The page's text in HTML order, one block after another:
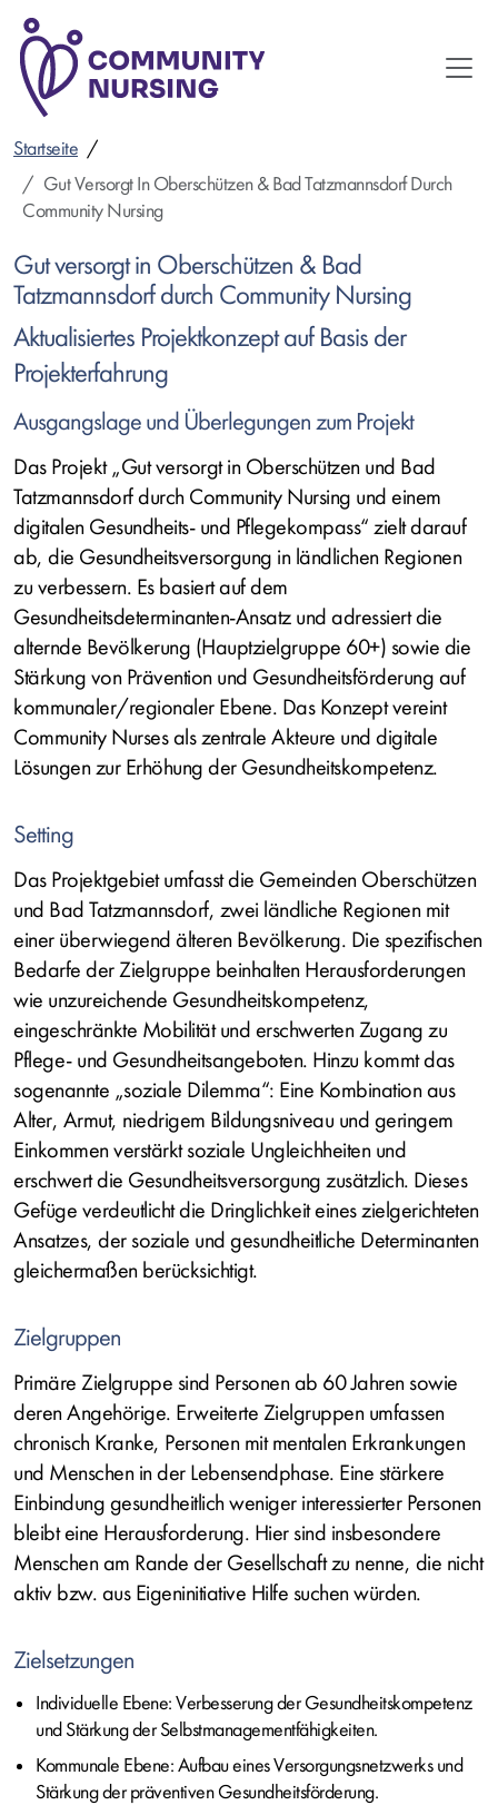
Direkt
zum
Inhalt
Startseite
Gut Versorgt In Oberschützen & Bad Tatzmannsdorf Durch
Community Nursing
Gut versorgt in Oberschützen & Bad
Tatzmannsdorf durch Community Nursing
Aktualisiertes Projektkonzept auf Basis der
Projekterfahrung
Ausgangslage und Überlegungen zum Projekt
Das Projekt „Gut versorgt in Oberschützen und Bad
Tatzmannsdorf durch Community Nursing und einem
digitalen Gesundheits- und Pflegekompass“ zielt darauf
ab, die Gesundheitsversorgung in ländlichen Regionen
zu verbessern. Es basiert auf dem
Gesundheitsdeterminanten-Ansatz und adressiert die
alternde Bevölkerung (Hauptzielgruppe 60+) sowie die
Stärkung von Prävention und Gesundheitsförderung auf
kommunaler/regionaler Ebene. Das Konzept vereint
Community Nurses als zentrale Akteure und digitale
Lösungen zur Erhöhung der Gesundheitskompetenz.
Setting
Das Projektgebiet umfasst die Gemeinden Oberschützen
und Bad Tatzmannsdorf, zwei ländliche Regionen mit
einer überwiegend älteren Bevölkerung. Die spezifischen
Bedarfe der Zielgruppe beinhalten Herausforderungen
wie unzureichende Gesundheitskompetenz,
eingeschränkte Mobilität und erschwerten Zugang zu
Pflege- und Gesundheitsangeboten. Hinzu kommt das
sogenannte „soziale Dilemma“: Eine Kombination aus
Alter, Armut, niedrigem Bildungsniveau und geringem
Einkommen verstärkt soziale Ungleichheiten und
erschwert die Gesundheitsversorgung zusätzlich. Dieses
Gefüge verdeutlicht die Dringlichkeit eines zielgerichteten
Ansatzes, der soziale und gesundheitliche Determinanten
gleichermaßen berücksichtigt.
Zielgruppen
Primäre Zielgruppe sind Personen ab 60 Jahren sowie
deren Angehörige. Erweiterte Zielgruppen umfassen
chronisch Kranke, Personen mit mentalen Erkrankungen
und Menschen in der Lebensendphase. Eine stärkere
Einbindung gesundheitlich weniger interessierter Personen
bleibt eine Herausforderung. Hier sind insbesondere
Menschen am Rande der Gesellschaft zu nenne, die nicht
aktiv bzw. aus Eigeninitiative Hilfe suchen würden.
Zielsetzungen
Individuelle Ebene: Verbesserung der Gesundheitskompetenz
und Stärkung der Selbstmanagementfähigkeiten.
Kommunale Ebene: Aufbau eines Versorgungsnetzwerks und
Stärkung der präventiven Gesundheitsförderung.